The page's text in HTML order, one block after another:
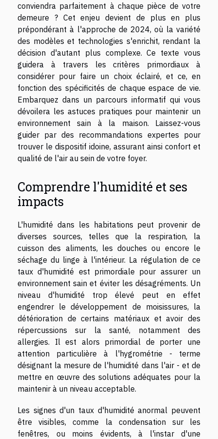
conviendra parfaitement à chaque pièce de votre
demeure ? Cet enjeu devient de plus en plus
prépondérant à l'approche de 2024, où la variété
des modèles et technologies s'enrichit, rendant la
décision d'autant plus complexe. Ce texte vous
guidera à travers les critères primordiaux à
considérer pour faire un choix éclairé, et ce, en
fonction des spécificités de chaque espace de vie.
Embarquez dans un parcours informatif qui vous
dévoilera les astuces pratiques pour maintenir un
environnement sain à la maison. Laissez-vous
guider par des recommandations expertes pour
trouver le dispositif idoine, assurant ainsi confort et
qualité de l'air au sein de votre foyer.
Comprendre l'humidité et ses
impacts
L'humidité dans les habitations peut provenir de
diverses sources, telles que la respiration, la
cuisson des aliments, les douches ou encore le
séchage du linge à l'intérieur. La régulation de ce
taux d'humidité est primordiale pour assurer un
environnement sain et éviter les désagréments. Un
niveau d'humidité trop élevé peut en effet
engendrer le développement de moisissures, la
détérioration de certains matériaux et avoir des
répercussions sur la santé, notamment des
allergies. Il est alors primordial de porter une
attention particulière à l'hygrométrie - terme
désignant la mesure de l'humidité dans l'air - et de
mettre en œuvre des solutions adéquates pour la
maintenir à un niveau acceptable.
Les signes d'un taux d'humidité anormal peuvent
être visibles, comme la condensation sur les
fenêtres, ou moins évidents, à l'instar d'une